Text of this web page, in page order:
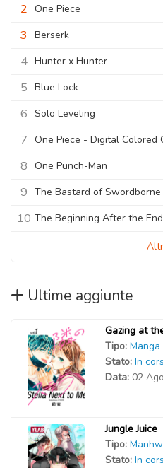
2 One Piece
3 Berserk
4 Hunter x Hunter
5 Blue Lock
6 Solo Leveling
7 One Piece - Digital Colored
8 One Punch-Man
9 The Bastard of Swordborne
10 The Beginning After the End
Ultime aggiunte
Gazing at
Tipo: Manga
Stato: In
Data: 02
Jungle Juice
Tipo:
Stato: In